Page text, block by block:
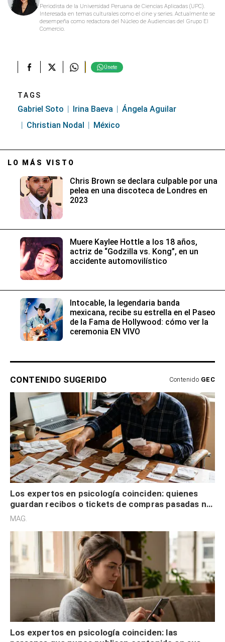
Periodista de la Universidad Peruana de Ciencias Aplicadas (UPC).
Interesada en temas culturales como el cine y series. Actualmente se
desempeña como redactora del Núcleo de Audiencias del Grupo El
Comercio.
Únete
TAGS
Gabriel Soto Irina Baeva
Ángela Aguilar
Christian Nodal
México
LO MÁS VISTO
Chris Brown se declara culpable por una
pelea en una discoteca de Londres en
2023
Muere Kaylee Hottle a los 18 años,
actriz de “Godzilla vs. Kong”, en un
accidente automovilístico
Intocable, la legendaria banda
mexicana, recibe su estrella en el Paseo
de la Fama de Hollywood: cómo ver la
ceremonia EN VIVO
CONTENIDO SUGERIDO Contenido GEC
Los expertos en psicología coinciden: quienes
guardan recibos o tickets de compras pasadas no
son acumuladores, sino que tienen necesidad de
MAG.
Los expertos en psicología coinciden: las